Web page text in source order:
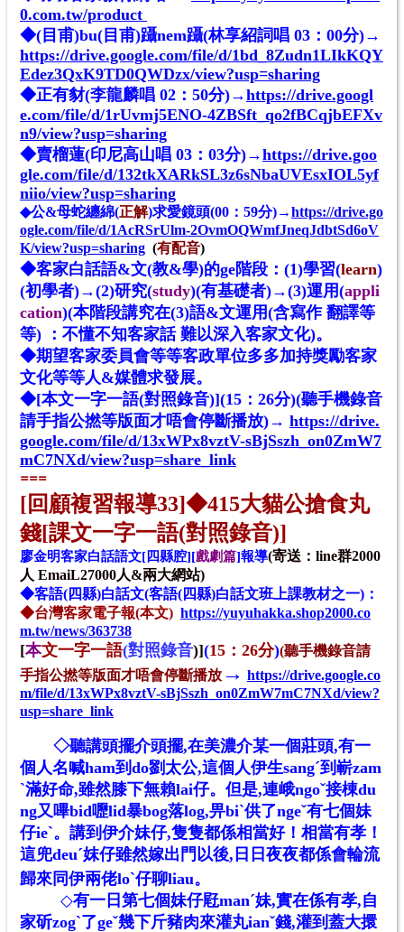
0.com.tw/product
◆(目甫)bu(目甫)躡nem躡(林享紹詞唱 03：00分)→
https://drive.google.com/file/d/1bd_8Zudn1LIkKQY
Edez3QxK9TD0QWDzx/view?usp=sharing
◆正有豺(李龍麟唱 02：50分)→https://drive.googl
e.com/file/d/1rUvmj5ENO-4ZBSft_qo2fBCqjbEFXv
n9/view?usp=sharing
◆賣榴蓮(印尼高山唱 03：03分)→https://drive.goo
gle.com/file/d/132tkXARkSL3z6sNbaUVEsxIOL5yf
niio/view?usp=sharing
◆公&母蛇纏綿(正解)求愛鏡頭(00：59分)→https://drive.go
ogle.com/file/d/1AcRSrUlm-2OvmOQWmfJneqJdbtSd6oV
K/view?usp=sharing (有配音)
◆客家白話語&文(教&學)的ge階段：(1)學習(learn)
(初學者)→(2)研究(study)(有基礎者)→(3)運用(appli
cation)(本階段講究在(3)語&文運用(含寫作 翻譯等
等) ：不懂不知客家話 難以深入客家文化)。
◆期望客家委員會等等客政單位多多加持獎勵客家
文化等等人&媒體求發展。
◆[本文一字一語(對照錄音)](15：26分)(聽手機錄音
請手指公撚等版面才唔會停斷播放)→ https://drive.
google.com/file/d/13xWPx8vztV-sBjSszh_on0ZmW7
mC7NXd/view?usp=share_link
===
[回顧複習報導33]◆415大貓公搶食丸
錢[課文一字一語(對照錄音)]
廖金明客家白話語文[四縣腔][戲劇篇]報導(寄送：line群2000
人 EmaiL27000人&兩大網站)
◆客語(四縣)白話文(客語(四縣)白話文班上課教材之一)：
◆台灣客家電子報(本文) https://yuyuhakka.shop2000.co
m.tw/news/363738
[本文一字一語(對照錄音)](15：26分)(聽手機錄音請
手指公撚等版面才唔會停斷播放 → https://drive.google.co
m/file/d/13xWPx8vztV-sBjSszh_on0ZmW7mC7NXd/view?
usp=share_link
◇聽講頭擺介頭擺,在美濃介某一個莊頭,有一
個人名喊ham到do劉太公,這個人伊生sangˊ到嶄zam
ˋ滿好命,雖然膝下無賴lai仔。但是,連峨ngoˇ接棟du
ng又嗶bid嚦lid暴bog落log,畀biˋ供了ngeˇ有七個妹
仔ieˋ。講到伊介妹仔,隻隻都係相當好！相當有孝！
這兜deuˊ妺仔雖然嫁出門以後,日日夜夜都係會輪流
歸來同伊兩佬loˋ仔聊liau。
◇有一日第七個妹仔屘manˊ妹,實在係有孝,自
家斫zogˋ了geˇ幾下斤豬肉來灌丸ianˇ錢,灌到蓋大擐